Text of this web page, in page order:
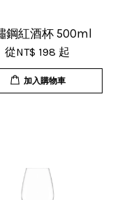
用的產品，謝
CP值超高，推
鋼紅酒杯 500ml
從NT$ 198 起
加入購物車